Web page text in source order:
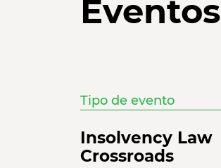
Eventos
Tipo de evento
Insolvency Law
Crossroads